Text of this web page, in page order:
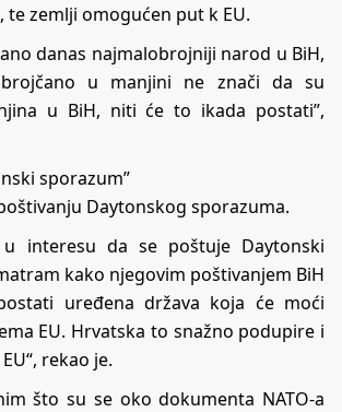
te zemlji omogućen put k EU.
danas najmalobrojniji narod u BiH,
u manjini ne znači da su
u BiH, niti će to ikada postati”,
sporazum”
Daytonskog sporazuma.
interesu da se poštuje Daytonski
kako njegovim poštivanjem BiH
uređena država koja će moći
EU. Hrvatska to snažno podupire i
rekao je.
što su se oko dokumenta NATO-a